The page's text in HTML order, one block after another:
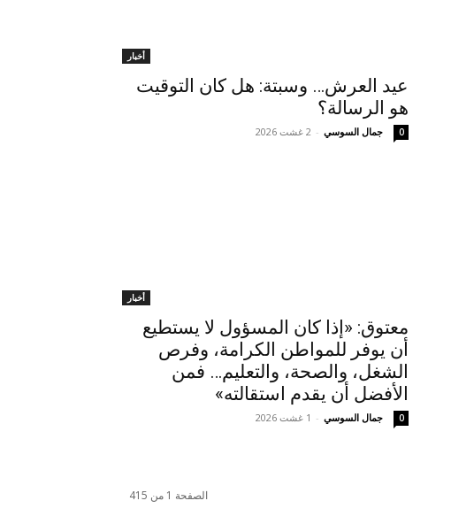
أخبار
عيد العرش… وسبتة: هل كان التوقيت
هو الرسالة؟
جمال السوسي - 2 غشت 2026 0
أخبار
معتوق: «إذا كان المسؤول لا يستطيع
أن يوفر للمواطن الكرامة، وفرص
الشغل، والصحة، والتعليم… فمن
الأفضل أن يقدم استقالته»
جمال السوسي - 1 غشت 2026 0
الصفحة 1 من 415